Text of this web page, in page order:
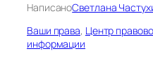
НаписаноСветлана
Ваши права, Центр
информации